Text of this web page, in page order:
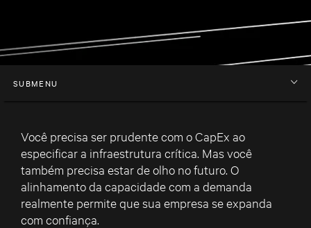
SUBMENU
Você precisa ser prudente com o CapEx ao
especificar a infraestrutura crítica. Mas você
também precisa estar de olho no futuro. O
alinhamento da capacidade com a demanda
realmente permite que sua empresa se expanda
com confiança.